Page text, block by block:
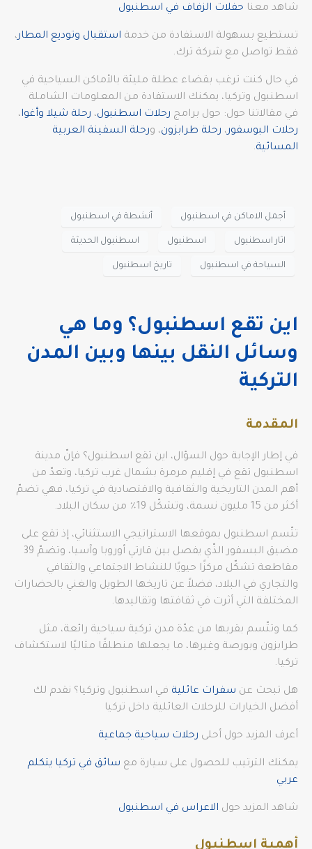
شاهد معنا حفلات الزفاف في اسطنبول
تستطيع بسهولة الاستفادة من خدمة استقبال وتوديع المطار،
فقط تواصل مع شركة ترك.
في حال كنت ترغب بقضاء عطلة مليئة بالأماكن السياحية في
اسطنبول وتركيا، يمكنك الاستفادة من المعلومات الشاملة
في مقالاتنا حول: حول برامج رحلات اسطنبول، رحلة شيلا وأغوا،
رحلات البوسفور، رحلة طرابزون، ورحلة السفينة العربية
المسائية.
أجمل الاماكن في اسطنبول أنشطة في اسطنبول
اثار اسطنبول اسطنبول اسطنبول الحديثة
السياحة في اسطنبول تاريخ اسطنبول
اين تقع اسطنبول؟ وما هي
وسائل النقل بينها وبين المدن
التركية
المقدمة
في إطار الإجابة حول السؤال، اين تقع اسطنبول؟ فإنّ مدينة
اسطنبول تقع في إقليم مرمرة بشمال غرب تركيا، وتعدّ من
أهم المدن التاريخية والثقافية والاقتصادية في تركيا، فهي تضمّ
أكثر من 15 مليون نسمة، وتشكّل 19٪ من سكان البلاد.
تتّسم اسطنبول بموقعها الاستراتيجي الاستثنائي، إذ تقع على
مضيق البسفور الذّي يفصل بين قارتي أوروبا وآسيا، وتضمّ 39
مقاطعة تشكّل مركزًا حيويًا للنشاط الاجتماعي والثقافي
والتجاري في البلاد، فضلاً عن تاريخها الطويل والغني بالحضارات
المختلفة التي أثرت في ثقافتها وتقاليدها.
كما وتتّسم بقربها من عدّة مدن تركية سياحية رائعة، مثل
طرابزون وبورصة وغيرها، ما يجعلها منطلقًا مثاليًا لاستكشاف
تركيا.
هل تبحث عن سفرات عائلية في اسطنبول وتركيا؟ نقدم لك
أفضل الخيارات للرحلات العائلية داخل تركيا
أعرف المزيد حول أحلى رحلات سياحية جماعية
يمكنك الترتيب للحصول على سيارة مع سائق في تركيا يتكلم
عربي
شاهد المزيد حول الاعراس في اسطنبول
أهمية اسطنبول